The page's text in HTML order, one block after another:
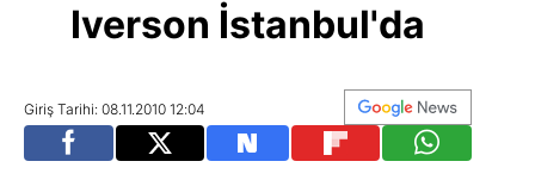
Iverson İstanbul'da
Giriş Tarihi: 08.11.2010 12:04